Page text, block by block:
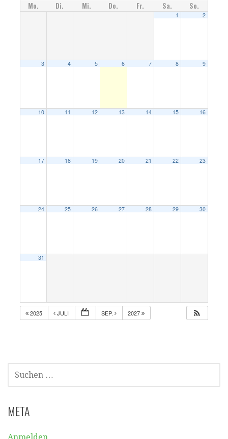
Mo. Di. Mi. Do. Fr. Sa. So.
1 2
3 4 5 6 7 8 9
10 11 12 13 14 15 16
17 18 19 20 21 22 23
24 25 26 27 28 29 30
31
2025 JULI SEP. 2027
SUCHEN
NACH:
META